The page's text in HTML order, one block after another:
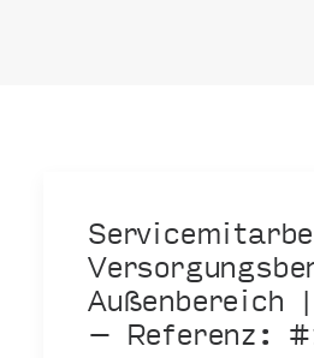
Außenbereich
– Referenz: